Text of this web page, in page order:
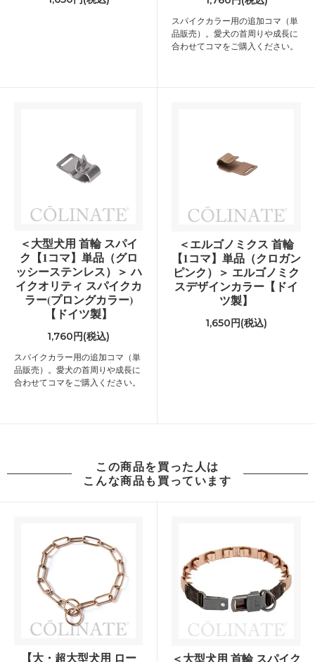
スパイクカラー用の追加コマ（単
品販売）。愛犬の首周りや成長に
合わせてコマをご購入ください。
＜大型犬用 首輪 スパイ
ク【1コマ】単品（グロ
ッシーステンレス）＞ ハ
イクオリティ スパイクカ
ラー(プロングカラー)
【ドイツ製】
1,760円(税込)
スパイクカラー用の追加コマ（単
品販売）。愛犬の首周りや成長に
合わせてコマをご購入ください。
＜エルゴノミクス 首輪
【1コマ】単品（クロガン
ピンク）＞ エルゴノミク
スデザインカラー【ドイ
ツ製】
1,650円(税込)
この商品を買った人は
こんな商品も買っています
【大・超大型犬用 ロー ＜大型犬用 首輪 スパイク